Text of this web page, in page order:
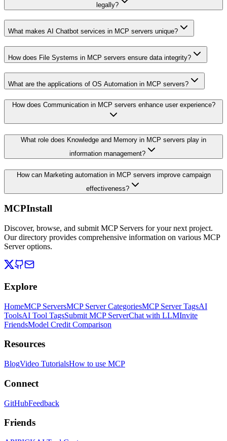
legally?
What makes AI Chatbot services in MCP servers unique?
How does File Systems in MCP servers ensure data integrity?
What are the applications of OS Automation in MCP servers?
How does Communication in MCP servers enhance user experience?
What role does Knowledge and Memory in MCP servers play in
information management?
How can Marketing automation in MCP servers improve campaign
effectiveness?
MCPInstall
Discover, browse, and submit MCP Servers for your next project.
Our directory provides comprehensive information on various MCP
Server options.
Explore
HomeMCP ServersMCP Server CategoriesMCP Server TagsAI
ToolsAI Tool TagsSubmit MCP ServerChat with LLMInvite
FriendsModel Credit Comparison
Resources
BlogVideo TutorialsHow to use MCP
Connect
GitHubFeedback
Friends